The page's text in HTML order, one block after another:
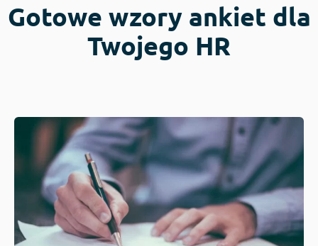
Gotowe wzory ankiet dla
Twojego HR